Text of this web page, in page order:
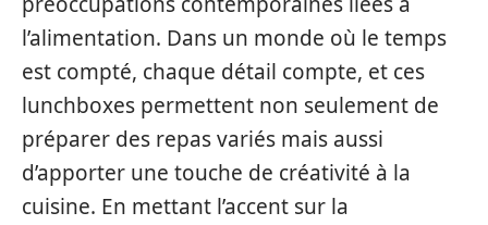
l’alimentation. Dans un monde où le temps
est compté, chaque détail compte, et ces
lunchboxes permettent non seulement de
préparer des repas variés mais aussi
d’apporter une touche de créativité à la
cuisine. En mettant l’accent sur la